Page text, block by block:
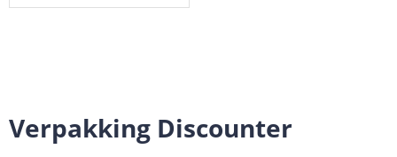
Verpakking Discounter